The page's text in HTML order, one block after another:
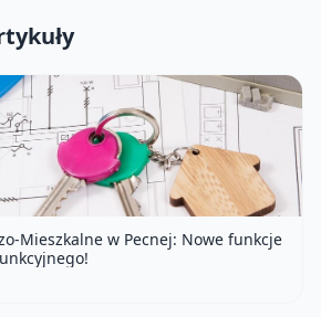
Mieszkalne w Pecnej: Nowe funkcje